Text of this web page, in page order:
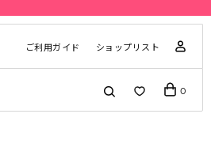
ご利用ガイド ショップリスト
0